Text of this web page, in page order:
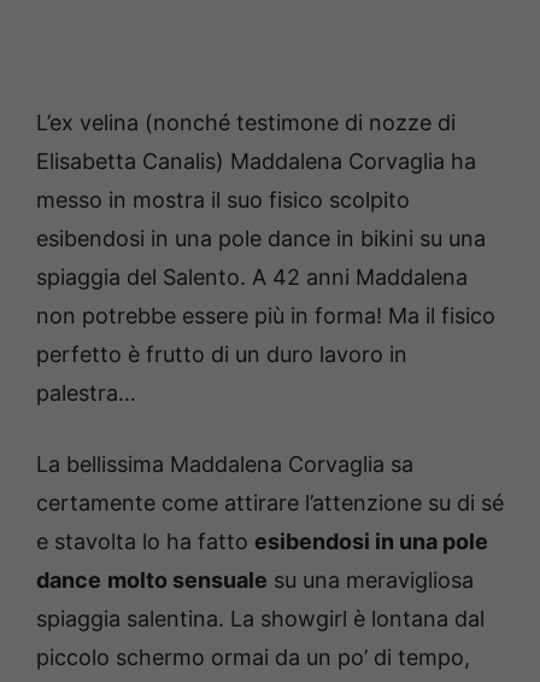
L’ex velina (nonché testimone di nozze di
Elisabetta Canalis) Maddalena Corvaglia ha
messo in mostra il suo fisico scolpito
esibendosi in una pole dance in bikini su una
spiaggia del Salento. A 42 anni Maddalena
non potrebbe essere più in forma! Ma il fisico
perfetto è frutto di un duro lavoro in
palestra…
La bellissima Maddalena Corvaglia sa
certamente come attirare l’attenzione su di sé
e stavolta lo ha fatto esibendosi in una pole
dance molto sensuale su una meravigliosa
spiaggia salentina. La showgirl è lontana dal
piccolo schermo ormai da un po’ di tempo,